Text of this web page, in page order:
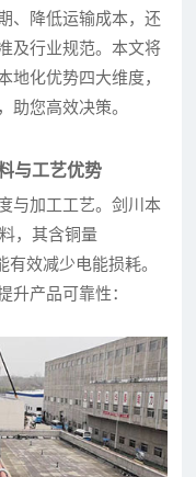
、降低运输成本，还
及行业规范。本文将
地化优势四大维度，
助您高效决策。
与工艺优势
与加工工艺。剑川本
，其含铜量
效减少电能损耗。
升产品可靠性：